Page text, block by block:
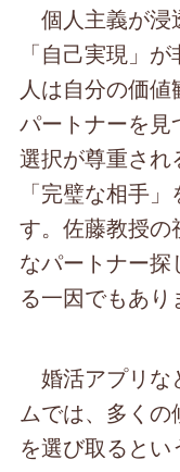
個人主義が浸
「自己実現」
人は自分の価
パートナーを
選択が尊重され
「完璧な相手
す。佐藤教授
なパートナー
る一因でもあり
婚活アプリな
ムでは、多く
を選び取ると